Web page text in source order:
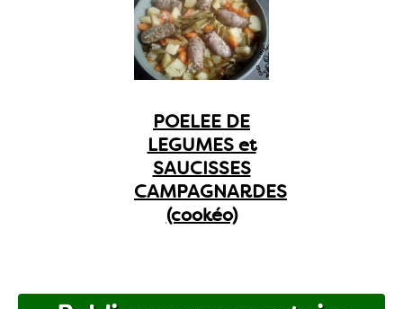
POELEE DE
LEGUMES et
SAUCISSES
CAMPAGNARDES
(cookéo)